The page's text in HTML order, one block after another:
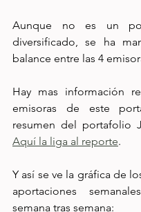
Aunque no es un
diversificado, se ha
balance entre las 4
Hay mas información
emisoras de este
Aquí la liga al reporte.
Y así se ve la gráfica de
aportaciones
semana tras semana: